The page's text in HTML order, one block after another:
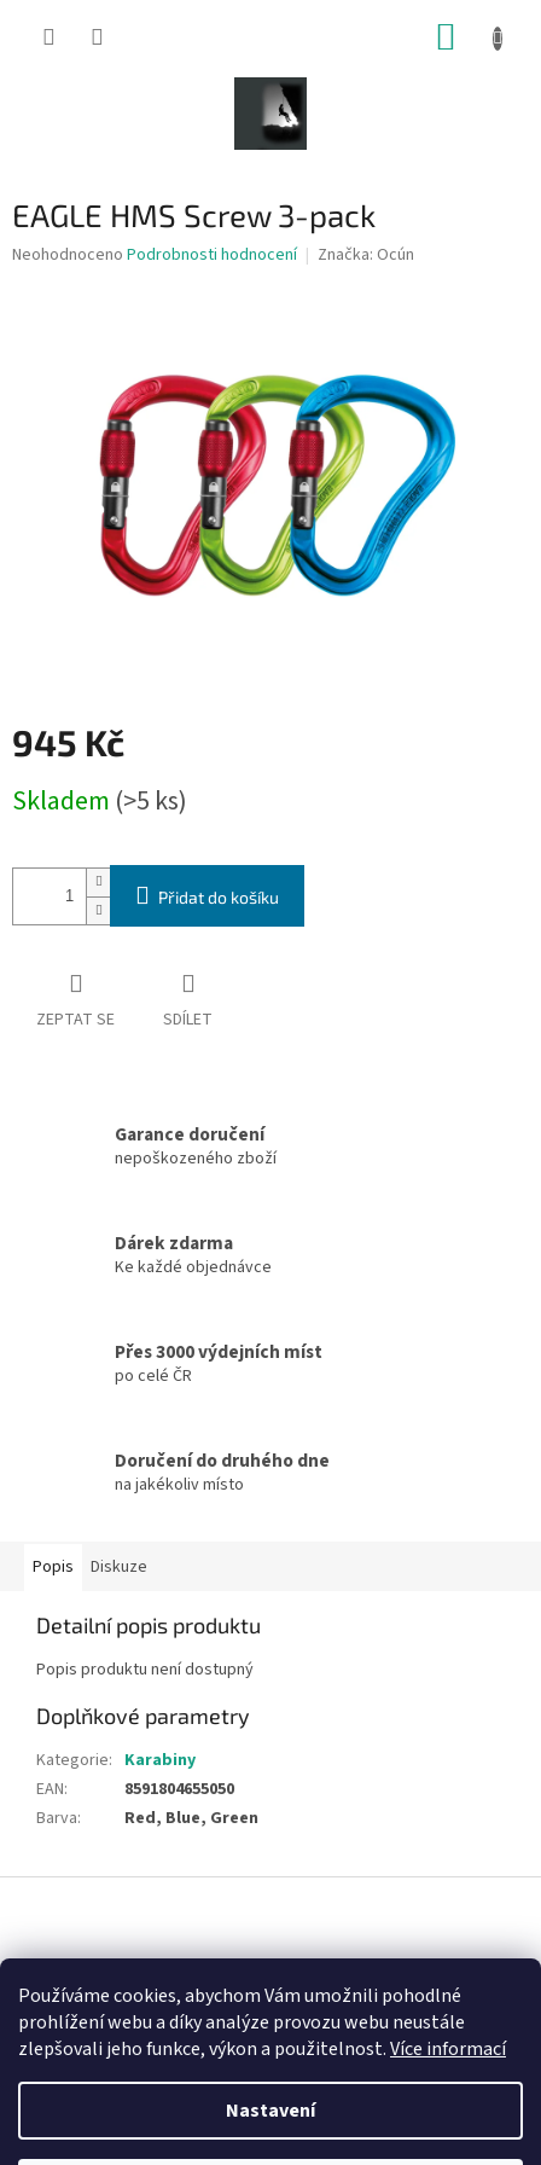
Používáme cookies, abychom Vám umožnili pohodlné
prohlížení webu a díky analýze provozu webu neustále
zlepšovali jeho funkce, výkon a použitelnost.Více informací
Nastavení
EAGLE HMS Screw 3-pack
Průměrné
Neohodnoceno Podrobnosti hodnocení Značka: Ocún
945 Kč
cena:
Skladem (>5 ks)
Přidat do košíku
ZEPTAT SE SDÍLET
Garance doručení
nepoškozeného zboží
Dárek zdarma
Ke každé objednávce
Přes 3000 výdejních míst
po celé ČR
Doručení do druhého dne
na jakékoliv místo
Popis Diskuze
Detailní popis produktu
Popis produktu není dostupný
Doplňkové parametry
Kategorie: Karabiny
EAN:
8591804655050
Barva: Red, Blue, Green
a
0KS /0 KČ
Vytvořil Shoptet